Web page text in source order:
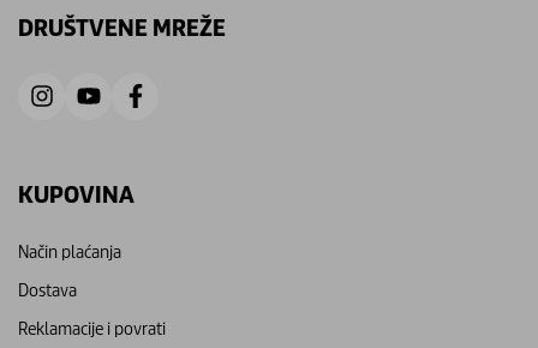
DRUŠTVENE MREŽE
KUPOVINA
Način plaćanja
Dostava
Reklamacije i povrati